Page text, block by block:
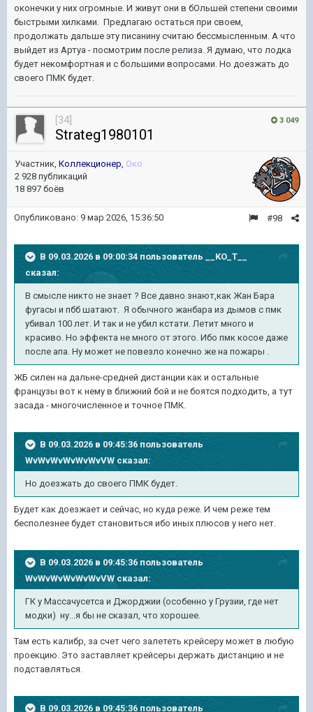
оконечки у них огромные. И живут они в бОльшей степени своими
быстрыми хилками. Предлагаю остаться при своем,
продолжать дальше эту писанину считаю бессмысленным. А что
выйдет из Артуа - посмотрим после релиза. Я думаю, что лодка
будет некомфортная и с большими вопросами. Но доезжать до
своего ПМК будет.
3 049
[34]
Strateg1980101
Участник, Коллекционер, Око
2 928 публикаций
18 897 боёв
#98
Опубликовано: 9 мар 2026, 15:36:50
В 09.03.2026 в 09:00:34 пользователь
__KO_T__
сказал:
В смысле никто не знает ? Все давно знают,как Жан Бара
фугасы и пбб шатают. Я обычного жанбара из дымов с пмк
убивал 100 лет. И так и не убил кстати. Летит много и
красиво. Но эффекта не много от этого. Ибо пмк косое даже
после апа. Ну может не повезло конечно же на пожары .
ЖБ силен на дальне-средней дистанции как и остальные
французы вот к нему в ближний бой и не боятся подходить, а тут
засада - многочисленное и точное ПМК.
В 09.03.2026 в 09:45:36 пользователь
WvWvWvWvWvWvVW сказал:
Но доезжать до своего ПМК будет.
Будет как доезжает и сейчас, но куда реже. И чем реже тем
бесполезнее будет становиться ибо иных плюсов у него нет.
В 09.03.2026 в 09:45:36 пользователь
WvWvWvWvWvWvVW сказал:
ГК у Массачусетса и Джорджии (особенно у Грузии, где нет
модки) ну...я бы не сказал, что хорошее.
Там есть калибр, за счет чего залететь крейсеру может в любую
проекцию. Это заставляет крейсеры держать дистанцию и не
подставляться.
В 09.03.2026 в 09:45:36 пользователь